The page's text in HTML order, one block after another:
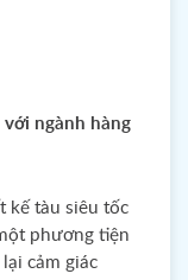
với ngành hàng
kế tàu siêu tốc
phương tiện
cảm giác